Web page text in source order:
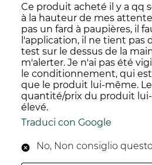
Ce produit acheté il y a qq
à la hauteur de mes
pas un fard à paupières, il
l'application, il ne tient pas
test sur le dessus de la
m'alerter. Je n'ai pas été
le conditionnement, qui
que le produit lui-même.
quantité/prix du produit
élevé.
Traduci con Google
No, Non consiglio